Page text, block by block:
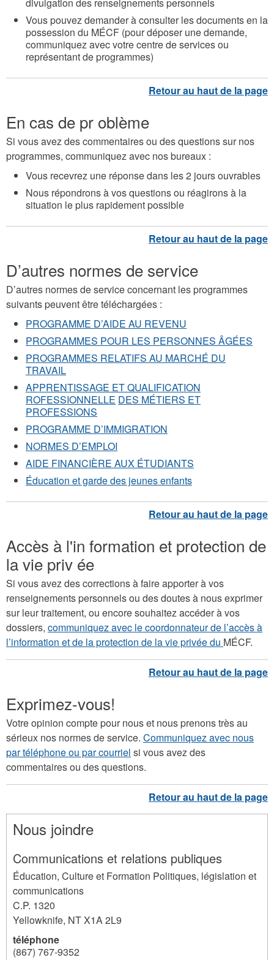
divulgation des renseignements personnels
Vous pouvez demander à consulter les documents en la
possession du MÉCF (pour déposer une demande,
communiquez avec votre centre de services ou
représentant de programmes)
En cas de pr oblème
Si vous avez des commentaires ou des questions sur nos
programmes, communiquez avec nos bureaux :
Vous recevrez une réponse dans les 2 jours ouvrables
Nous répondrons à vos questions ou réagirons à la
situation le plus rapidement possible
D’autres normes de service
D’autres normes de service concernant les programmes
suivants peuvent être téléchargées :
PROGRAMME D’AIDE AU REVENU
PROGRAMMES POUR LES PERSONNES ÂGÉES
PROGRAMMES RELATIFS AU MARCHÉ DU
TRAVAIL
APPRENTISSAGE ETQUALIFICATION
ROFESSIONNELLE DES MÉTIERS ET
PROFESSIONS
PROGRAMME D’IMMIGRATION
NORMES D’EMPLOI
AIDE FINANCIÈRE AUX ÉTUDIANTS
Éducation et garde des jeunes enfants
Accès à l'in formation et protection de
la vie priv ée
Si vous avez des corrections à faire apporter à vos
renseignements personnels ou des doutes à nous exprimer
sur leur traitement, ou encore souhaitez accéder à vos
dossiers, communiquez avec le coordonnateur de l’accès à
l’information et de la protection de la vie privée du MÉCF.
Exprimez-vous!
Votre opinion compte pour nous et nous prenons très au
sérieux nos normes de service. Communiquez avec nous
par téléphone ou par courriel si vous avez des
commentaires ou des questions.
Nous joindre
Communications et relations publiques
Éducation, Culture et Formation Politiques, législation et
communications
C.P. 1320
Yellowknife, NTX1A 2L9
téléphone
(867) 767-9352